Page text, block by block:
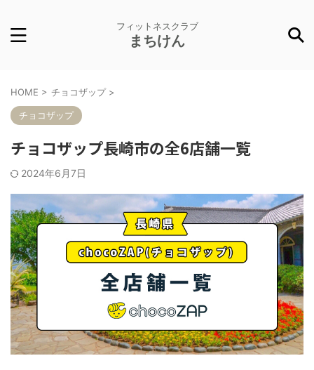
フィットネスクラブ
まちけん
HOME > チョコザップ >
チョコザップ
チョコザップ長崎市の全6店舗一覧
2024年6月7日